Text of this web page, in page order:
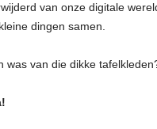
van onze digitale
dingen samen.
was van die dikke